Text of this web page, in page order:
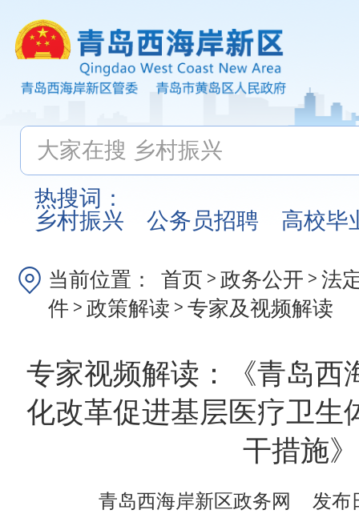
热搜词：
乡村振兴
公务员招聘 高校毕
当前位置： 首页 > 政务公开 > 法
件 > 政策解读 > 专家及视频解读
专家视频解读：《青岛西
化改革促进基层医疗卫生
干措施》
青岛西海岸新区政务网 发布